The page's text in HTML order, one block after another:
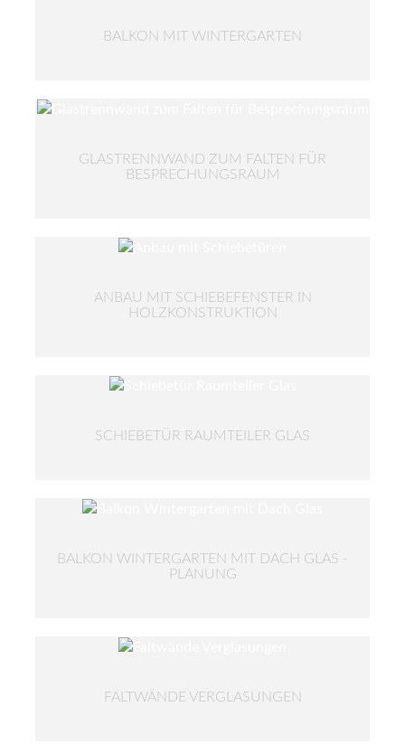
BALKON MIT WINTERGARTEN
GLASTRENNWAND ZUM FALTEN FÜR
BESPRECHUNGSRAUM
ANBAU MIT SCHIEBEFENSTER IN
HOLZKONSTRUKTION
SCHIEBETÜR RAUMTEILER GLAS
BALKON WINTERGARTEN MIT DACH GLAS -
PLANUNG
FALTWÄNDE VERGLASUNGEN